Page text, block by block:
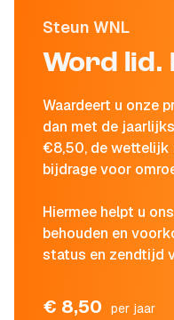
Steun WNL
Word lid.
Waardeert u onze
dan met de
€8,50, de wettelijk
bijdrage voor
Hiermee helpt u
behouden en
status en zendtijd
€ 8,50 per jaar